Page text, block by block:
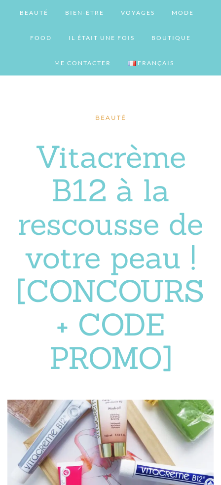
BEAUTÉ BIEN-ÊTRE VOYAGES MODE
FOOD IL ÉTAIT UNE FOIS BOUTIQUE
ME CONTACTER FRANÇAIS
BEAUTÉ
Vitacrème
B12 à la
rescousse de
votre peau !
[CONCOURS
+ CODE
PROMO]